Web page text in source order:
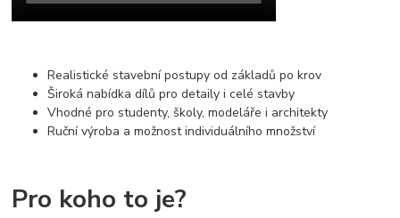
Realistické stavební postupy od základů po krov
Široká nabídka dílů pro detaily i celé stavby
Vhodné pro studenty, školy, modeláře i architekty
Ruční výroba a možnost individuálního množství
Pro koho to je?